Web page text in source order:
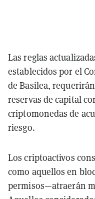
Las reglas
establecidos por el
de Basilea,
reservas de capital
criptomonedas de
riesgo.
Los criptoactivos
como aquellos en
permisos—atraerán